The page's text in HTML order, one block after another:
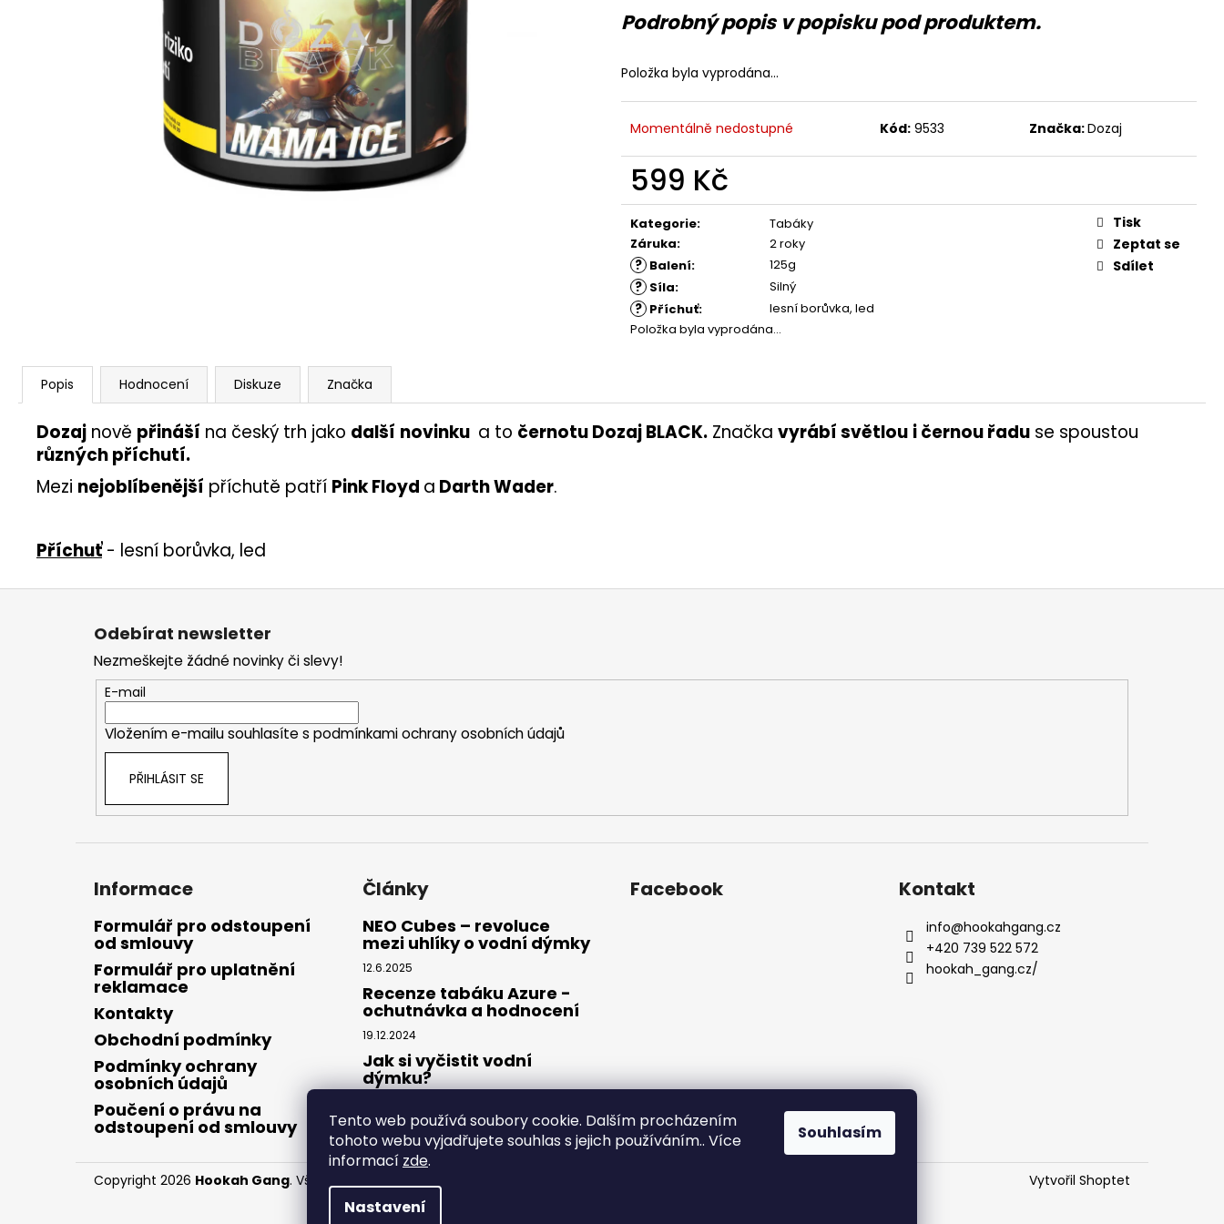
Tento web používá soubory cookie. Dalším procházením
tohoto webu vyjadřujete souhlas s jejich používáním.. Více
informací zde.
Nastavení
Souhlasím
Podrobný popis v popisku pod produktem.
Položka byla vyprodána…
Momentálně nedostupné Kód: 9533 Značka:Dozaj
599 Kč
Měrná
cena:
Kategorie:
Tabáky
Záruka: 2 roky
? Balení: 125g
? Síla: Silný
? Příchuť:
lesní borůvka, led
Položka byla vyprodána…
Tisk
Zeptat se
Sdílet
Popis Hodnocení Diskuze Značka
Dozaj nově přináší na český trh jako další novinku a to černotu Dozaj BLACK. Značka vyrábí světlou i černou řadu se spoustou
různých příchutí.
Mezi nejoblíbenější příchutě patří Pink Floyd a Darth Wader.
Příchuť- lesní borůvka, led
Z
Odebírat newsletter
Nezmeškejte žádné novinky či slevy!
E-mail
Vložením e-mailu souhlasíte s podmínkami ochrany osobních údajů
PŘIHLÁSIT SE
Informace
Formulář pro odstoupení
od smlouvy
Formulář pro uplatnění
reklamace
Kontakty
Obchodní podmínky
Podmínky ochrany
osobních údajů
Poučení o právu na
odstoupení od smlouvy
Články
NEO Cubes – revoluce
mezi uhlíky o vodní dýmky
12.6.2025
Recenze tabáku Azure -
ochutnávka a hodnocení
19.12.2024
Jak si vyčistit vodní
dýmku?
Facebook Kontakt
info@hookahgang.cz
+420 739 522 572
hookah_gang.cz/
Vytvořil Shoptet
Copyright 2026 Hookah Gang. Všechna práva vyhrazena.